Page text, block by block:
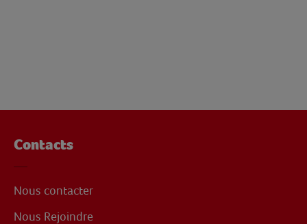
Contacts
Nous contacter
Nous Rejoindre